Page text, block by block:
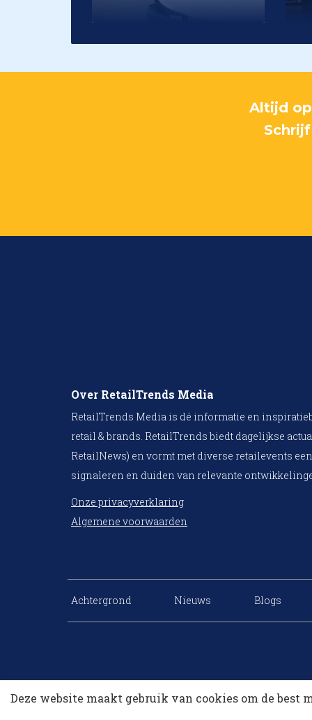
Altijd
Over RetailTrends Media
RetailTrends Media is dé informatie en
retail & brands. RetailTrends biedt dagelijkse
RetailNews) en vormt met diverse retailevents
signaleren en duiden van relevante
Onze privacyverklaring
Algemene voorwaarden
Achtergrond Nieuws Blogs
Deze website maakt gebruik van cookies om de best